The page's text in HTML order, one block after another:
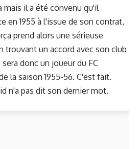
il a été convenu qu'il
en 1955 à l'issue de son contrat,
prend alors une sérieuse
trouvant un accord avec son club
donc un joueur du FC
la saison 1955-56. C'est fait.
n'a pas dit son dernier mot.